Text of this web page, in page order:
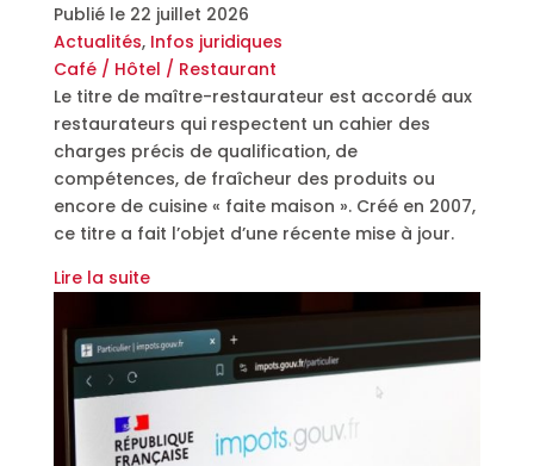
Publié le 22 juillet 2026
Actualités, Infos juridiques
Café / Hôtel / Restaurant
Le titre de maître-restaurateur est accordé aux
restaurateurs qui respectent un cahier des
charges précis de qualification, de
compétences, de fraîcheur des produits ou
encore de cuisine « faite maison ». Créé en 2007,
ce titre a fait l’objet d’une récente mise à jour.
Lire la suite